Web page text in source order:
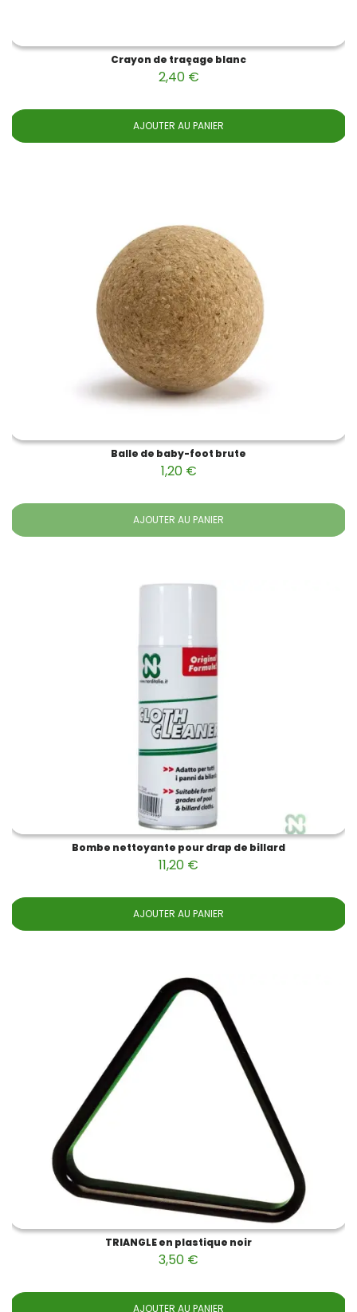
Crayon de traçage blanc
2,40 €
AJOUTER AU PANIER
Balle de baby-foot brute
1,20 €
AJOUTER AU PANIER
Bombe nettoyante pour drap de billard
11,20 €
AJOUTER AU PANIER
TRIANGLE en plastique noir
3,50 €
AJOUTER AU PANIER